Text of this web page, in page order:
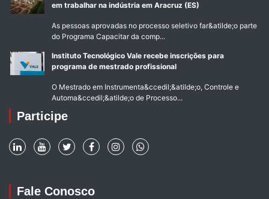
em trabalhar na indústria em Aracruz (ES)
As pessoas aprovadas no processo seletivo far&atilde;o parte
do Programa Capacitar da comp...
Instituto Tecnológico Vale recebe inscrições para
programa de mestrado profissional
O Mestrado em Instrumenta&ccedil;&atilde;o, Controle e
Automa&ccedil;&atilde;o de Processo...
Participe
Fale Conosco